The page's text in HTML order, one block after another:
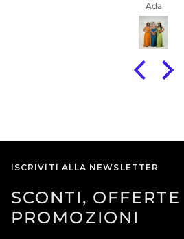
Ada
ISCRIVITI ALLA NEWSLETTER
SCONTI, OFFERTE
PROMOZIONI